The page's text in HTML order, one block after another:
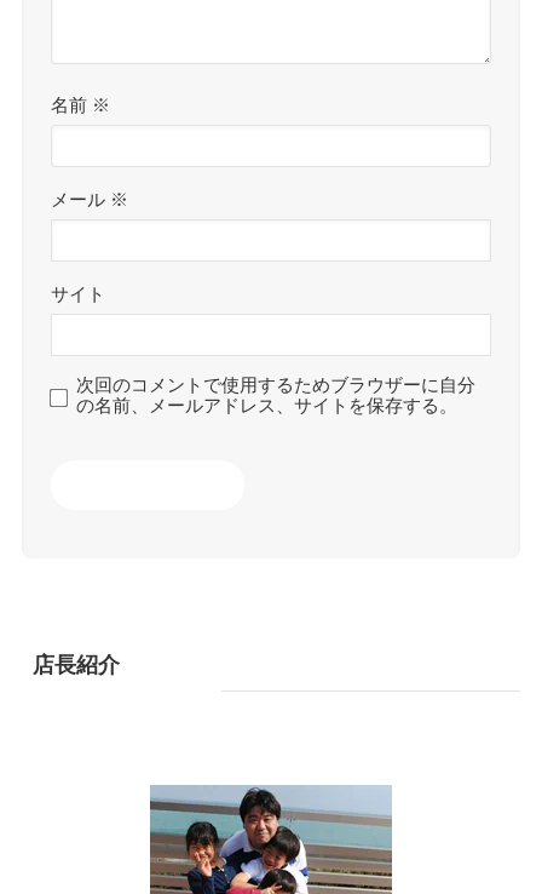
名前 ※
メール ※
サイト
次回のコメントで使用するためブラウザーに自分
の名前、メールアドレス、サイトを保存する。
店長紹介